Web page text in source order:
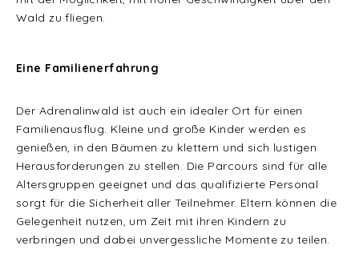
Wald zu fliegen.
Eine Familienerfahrung
Der Adrenalinwald ist auch ein idealer Ort für einen
Familienausflug. Kleine und große Kinder werden es
genießen, in den Bäumen zu klettern und sich lustigen
Herausforderungen zu stellen. Die Parcours sind für alle
Altersgruppen geeignet und das qualifizierte Personal
sorgt für die Sicherheit aller Teilnehmer. Eltern können die
Gelegenheit nutzen, um Zeit mit ihren Kindern zu
verbringen und dabei unvergessliche Momente zu teilen.